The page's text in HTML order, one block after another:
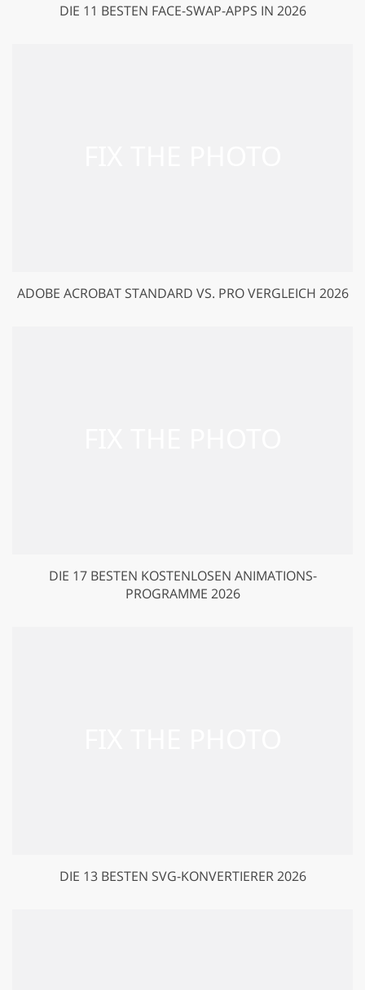
DIE 11 BESTEN FACE-SWAP-APPS IN 2026
ADOBE ACROBAT STANDARD VS. PRO VERGLEICH 2026
DIE 17 BESTEN KOSTENLOSEN ANIMATIONS-
PROGRAMME 2026
DIE 13 BESTEN SVG-KONVERTIERER 2026